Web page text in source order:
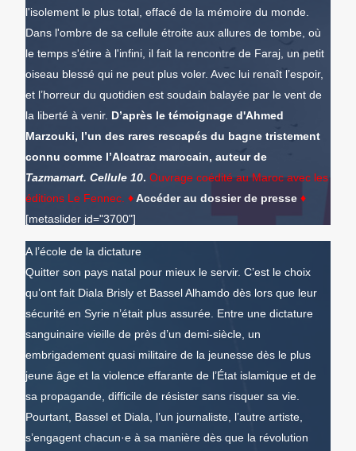
l'isolement le plus total, effacé de la mémoire du monde.
Dans l'ombre de sa cellule étroite aux allures de tombe, où
le temps s'étire à l'infini, il fait la rencontre de Faraj, un petit
oiseau blessé qui ne peut plus voler. Avec lui renaît l’espoir,
et l’horreur du quotidien est soudain balayée par le vent de
la liberté à venir. D’après le témoignage d'Ahmed
Marzouki, l’un des rares rescapés du bagne tristement
connu comme l’Alcatraz marocain, auteur de
Tazmamart. Cellule 10. Ouvrage coédité au Maroc avec les
éditions Le Fennec. ♦Accéder au dossier de presse♦
[metaslider id="3700"]
A l’école de la dictature
Quitter son pays natal pour mieux le servir. C’est le choix
qu’ont fait Diala Brisly et Bassel Alhamdo dès lors que leur
sécurité en Syrie n’était plus assurée. Entre une dictature
sanguinaire vieille de près d’un demi-siècle, un
embrigadement quasi militaire de la jeunesse dès le plus
jeune âge et la violence effarante de l’État islamique et de
sa propagande, difficile de résister sans risquer sa vie.
Pourtant, Bassel et Diala, l’un journaliste, l’autre artiste,
s’engagent chacun·e à sa manière dès que la révolution